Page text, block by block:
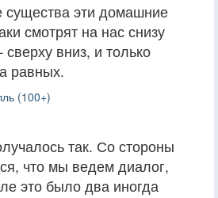
существа эти домашние
смотрят на нас снизу
вниз, и только
равных.
(100+)
так. Со стороны
что мы ведем диалог,
это было два иногда